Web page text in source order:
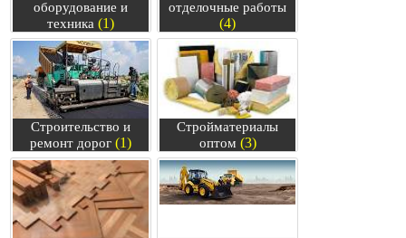
оборудование и
техника (1)
отделочные работы
(4)
Строительство и
ремонт дорог (1)
Стройматериалы
оптом (3)